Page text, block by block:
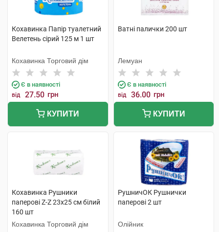
Кохавинка Папір туалетний
Велетень сірий 125 м 1 шт
Кохавинка Торговий дім
Є в наявності
від 27.50 грн
КУПИТИ
Ватні палички 200 шт
Лемуан
Є в наявності
від 36.00 грн
КУПИТИ
Кохавинка Рушники
паперові Z-Z 23х25 см білий
160 шт
Кохавинка Торговий дім
РушничОК Рушнички
паперові 2 шт
Олійник